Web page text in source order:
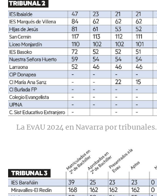
La EvAU 2024 en Navarra por tribunales.